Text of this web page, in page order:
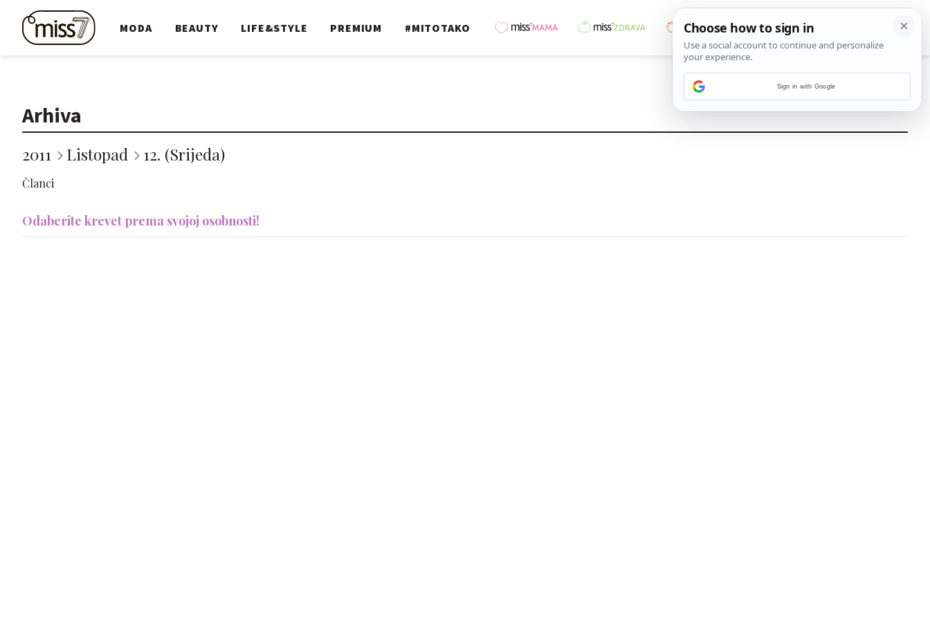
MODA BEAUTY LIFE&STYLE PREMIUM #MITOTAKO
Arhiva
2011 Listopad 12. (Srijeda)
Članci
Odaberite krevet prema svojoj osobnosti!
Sign in with Google